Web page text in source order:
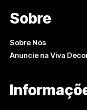
Sobre
Sobre Nós
Anuncie na Viva